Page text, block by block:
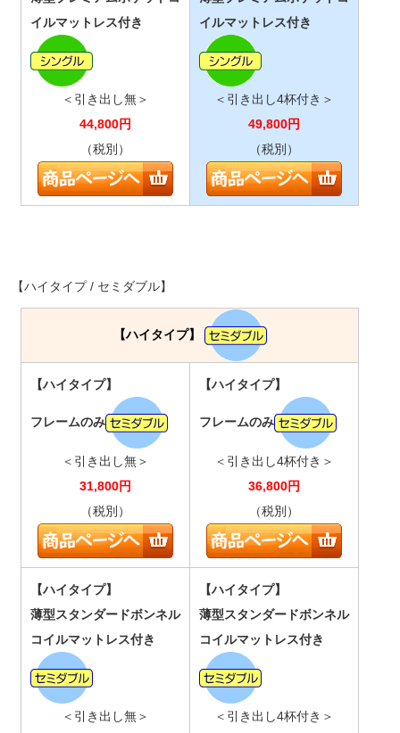
イルマットレス付き
＜引き出し無＞
44,800円
（税別）
イルマットレス付き
＜引き出し4杯付き＞
49,800円
（税別）
【ハイタイプ / セミダブル】
【ハイタイプ】
【ハイタイプ】
フレームのみ
＜引き出し無＞
31,800円
（税別）
【ハイタイプ】
フレームのみ
＜引き出し4杯付き＞
36,800円
（税別）
【ハイタイプ】
薄型スタンダードボンネル
コイルマットレス付き
＜引き出し無＞
【ハイタイプ】
薄型スタンダードボンネル
コイルマットレス付き
＜引き出し4杯付き＞